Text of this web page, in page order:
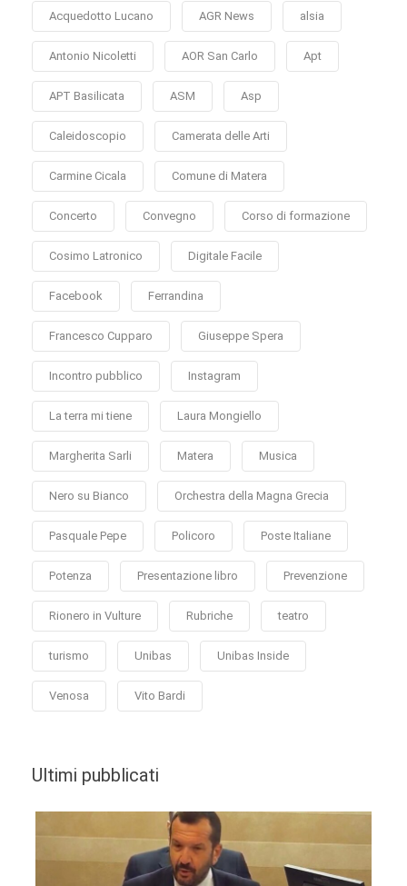
Acquedotto Lucano AGR News alsia
Antonio Nicoletti AOR San Carlo Apt
APT Basilicata ASM Asp
Caleidoscopio Camerata delle Arti
Carmine Cicala Comune di Matera
Concerto Convegno Corso di formazione
Cosimo Latronico Digitale Facile
Facebook Ferrandina
Francesco Cupparo Giuseppe Spera
Incontro pubblico Instagram
La terra mi tiene Laura Mongiello
Margherita Sarli Matera Musica
Nero su Bianco Orchestra della Magna Grecia
Pasquale Pepe Policoro Poste Italiane
Potenza Presentazione libro Prevenzione
Rionero in Vulture Rubriche teatro
turismo Unibas Unibas Inside
Venosa Vito Bardi
Ultimi pubblicati